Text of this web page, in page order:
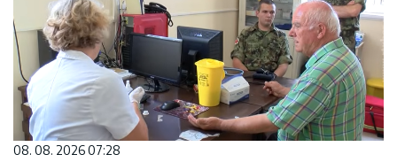
08. 08. 2026 07:28